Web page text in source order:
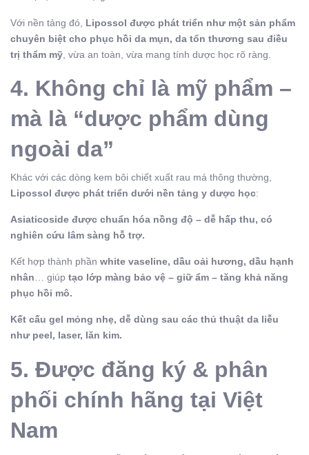
Với nền tảng đó, Lipossol được phát triển như một sản phẩm
chuyên biệt cho phục hồi da mụn, da tổn thương sau điều
trị thẩm mỹ, vừa an toàn, vừa mang tính dược học rõ ràng.
4. Không chỉ là mỹ phẩm –
mà là “dược phẩm dùng
ngoài da”
Khác với các dòng kem bôi chiết xuất rau má thông thường,
Lipossol được phát triển dưới nền tảng y dược học:
Asiaticoside được chuẩn hóa nồng độ – dễ hấp thu, có
nghiên cứu lâm sàng hỗ trợ.
Kết hợp thành phần white vaseline, dầu oải hương, dầu hạnh
nhân… giúp tạo lớp màng bảo vệ – giữ ẩm – tăng khả năng
phục hồi mô.
Kết cấu gel mỏng nhẹ, dễ dùng sau các thủ thuật da liễu
như peel, laser, lăn kim.
5. Được đăng ký & phân
phối chính hãng tại Việt
Nam